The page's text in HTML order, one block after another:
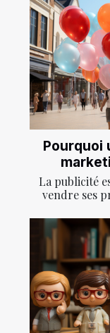
Pourquoi
La publicité
vendre ses